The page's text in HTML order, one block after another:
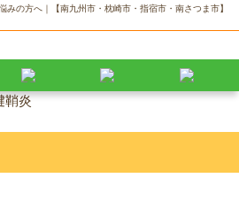
みの方へ｜【南九州市・枕崎市・指宿市・南さつま市】
鞘炎